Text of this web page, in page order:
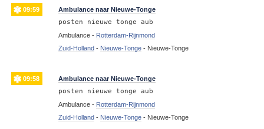
09:59 Ambulance naar Nieuwe-Tonge
posten nieuwe tonge aub
Ambulance - Rotterdam-Rijnmond
Zuid-Holland- Nieuwe-Tonge- Nieuwe-Tonge
09:58 Ambulance naar Nieuwe-Tonge
posten nieuwe tonge aub
Ambulance - Rotterdam-Rijnmond
Zuid-Holland- Nieuwe-Tonge- Nieuwe-Tonge